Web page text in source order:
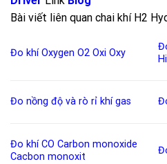
Bài viết liên quan chai khí H2
Đo khí Oxygen O2 Oxi Oxy
Đo nồng độ và rò rỉ khí gas
Đo khí CO Carbon monoxide
Cacbon monoxit